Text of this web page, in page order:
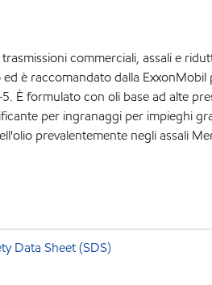
commerciali, assali e
è raccomandato dalla ExxonMobil
È formulato con oli base ad alte
per ingranaggi per impieghi
prevalentemente negli assali
Data Sheet (SDS)